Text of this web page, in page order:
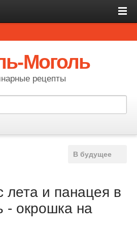
Моголь
рецепты
В будущее
лета и панацея в
- окрошка на